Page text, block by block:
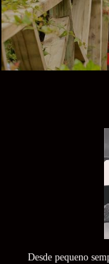
Desde pequeno